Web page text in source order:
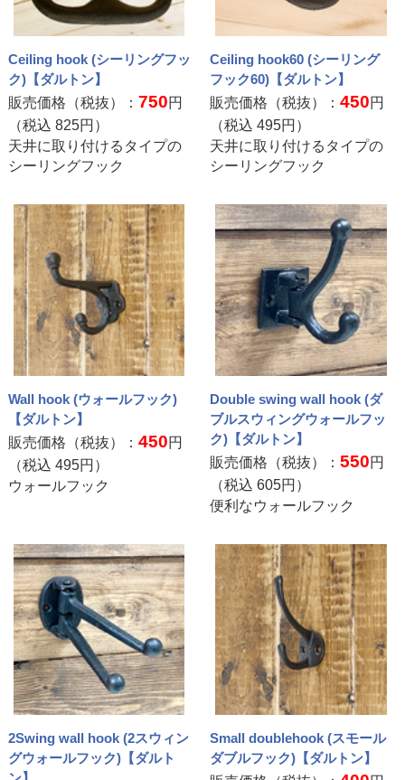
Ceiling hook (シーリングフッ
ク)【ダルトン】
販売価格（税抜）： 750円
（税込 825円）
天井に取り付けるタイプの
シーリングフック
Ceiling hook60 (シーリング
フック60)【ダルトン】
販売価格（税抜）：450円
（税込495円）
天井に取り付けるタイプの
シーリングフック
Wall hook (ウォールフック)
【ダルトン】
販売価格（税抜）： 450円
（税込 495円）
ウォールフック
Double swing wall hook (ダ
ブルスウィングウォールフッ
ク)【ダルトン】
販売価格（税抜）：550円
（税込605円）
便利なウォールフック
2Swing wall hook (2スウィン
グウォールフック)【ダルト
Small doublehook (スモール
ダブルフック)【ダルトン】